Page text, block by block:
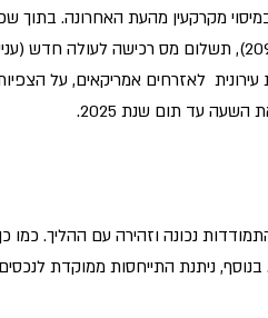
מקרקעין מהעת האחרונה. בתוך
לאזרחים אמריקאים, על הצפיות
2025–2026 ומעניקה כלים פרקטיים להתמודדות נכונה
ניתנת התייחסות ממוקדת לנכסים